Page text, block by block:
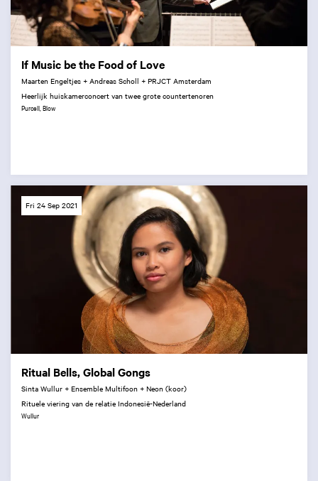
If Music be the Food of Love
Maarten Engeltjes + Andreas Scholl + PRJCT Amsterdam
Heerlijk huiskamerconcert van twee grote countertenoren
Purcell, Blow
Ritual Bells, Global Gongs
Sinta Wullur + Ensemble Multifoon + Neon (koor)
Rituele viering van de relatie Indonesië-Nederland
Wullur
Fri 24 Sep 2021